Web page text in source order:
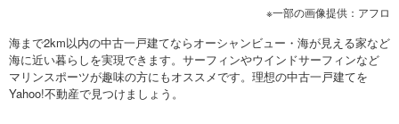
一部の画像提供：アフロ
海まで2km以内の中古一戸建てならオーシャンビュー・海が見える家など
海に近い暮らしを実現できます。サーフィンやウインドサーフィンなど
マリンスポーツが趣味の方にもオススメです。理想の中古一戸建てを
Yahoo!不動産で見つけましょう。